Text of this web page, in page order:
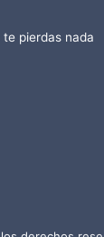
pierdas nada